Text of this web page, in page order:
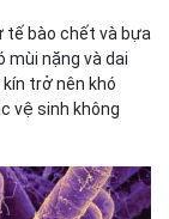
tế bào chết và bựa
mùi nặng và dai
trở nên khó
vệ sinh không